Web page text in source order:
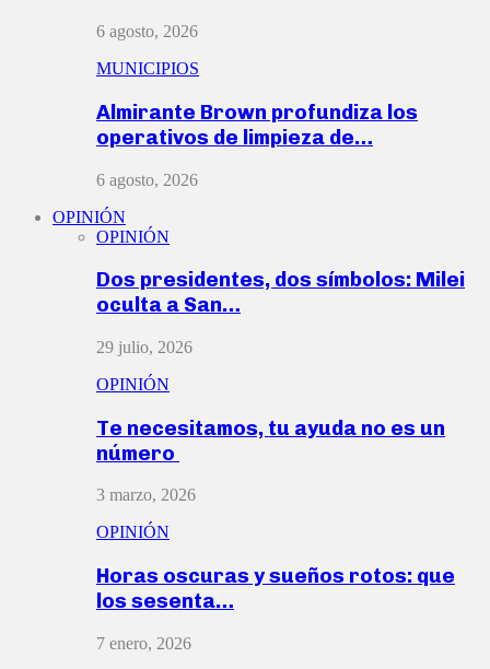
6 agosto, 2026
MUNICIPIOS
Almirante Brown profundiza los
operativos de limpieza de…
6 agosto, 2026
OPINIÓN
OPINIÓN
Dos presidentes, dos símbolos: Milei
oculta a San…
29 julio, 2026
OPINIÓN
Te necesitamos, tu ayuda no es un
número
3 marzo, 2026
OPINIÓN
Horas oscuras y sueños rotos: que
los sesenta…
7 enero, 2026